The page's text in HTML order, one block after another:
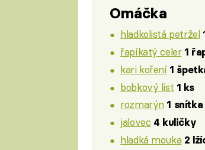
Omáčka
hladkolistá petržel
řapíkatý celer 1
kari koření 1
bobkový list 1 ks
rozmarýn 1 snítka
jalovec 4 kuličky
hladká mouka 2